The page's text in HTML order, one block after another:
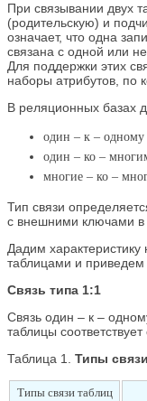
При связывании двух
(родительскую) и
означает, что одна
связана с одной или
Для поддержки этих
наборы атрибутов, по
В реляционных базах
один – к – одному
один – ко –
многие – ко –
Тип связи
с внешними ключами в
Дадим
таблицами и
Связь типа 1:1
Связь один – к –
таблицы
Таблица 1. Типы
Типы связи таблиц